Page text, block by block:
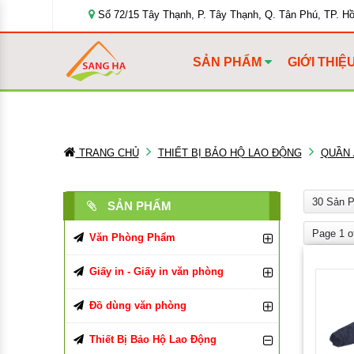
Số 72/15 Tây Thạnh, P. Tây Thạnh, Q. Tân Phú, TP.
SẢN PHẨM GIỚI
TRANG CHỦ THIẾT BỊ BẢO HỘ LAO ĐỘNG QUẦN
SẢN PHẨM
Văn Phòng Phẩm
Bút Viết Các Loại
Bút Bi
Bút Chì, Ruột Chì
Bìa Đựng Hồ Sơ
Bìa Màu
Tập, Vở, Sổ
Giấy in - Giấy in văn phòng
Giấy In, Giấy Photocopy
Giấy in Double A
Giấy văn phòng
Đồ dùng văn phòng
Đồ Dùng Văn Phòng Phẩm
Thiết Bị Bảo Hộ Lao Động
30 Sản
Page 1